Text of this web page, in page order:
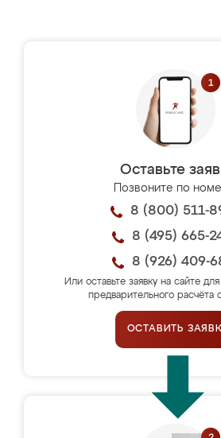
Оставьте
Позвоните по
8 (800) 511-
8 (495) 665-
8 (926) 409-
Или оставьте заявку на сайте
предварительного расчёта
ОСТАВИТЬ